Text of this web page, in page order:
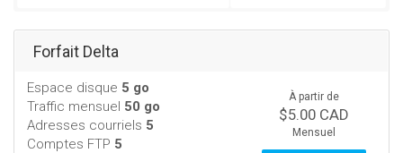
Forfait Delta
Espace disque 5 go
Traffic mensuel 50 go
Adresses courriels 5
Comptes FTP 5
À partir de
$5.00 CAD
Mensuel